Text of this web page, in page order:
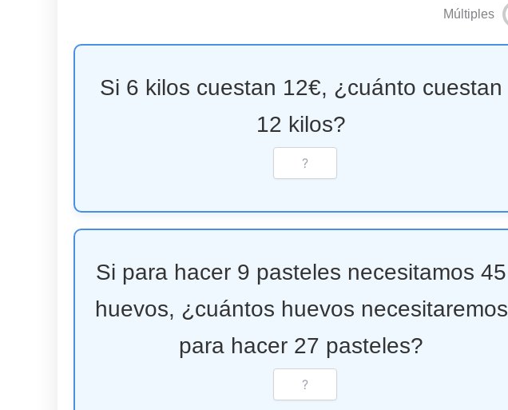
Múltiples
Si 6 kilos cuestan 12€, ¿cuánto cuestan
12 kilos?
Si para hacer 9 pasteles necesitamos 45
huevos, ¿cuántos huevos necesitaremos
para hacer 27 pasteles?